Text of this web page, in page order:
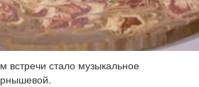
встречи стало музыкальное